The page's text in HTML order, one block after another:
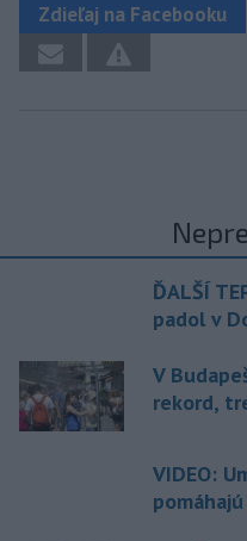
Zdieľaj na Facebooku
ĎALŠÍ
padol v
V
rekord,
VIDEO: